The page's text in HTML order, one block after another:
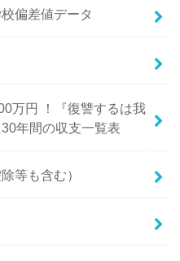
偏差値データ
万円 ！『復讐するは我
年間の収支一覧表
等も含む）